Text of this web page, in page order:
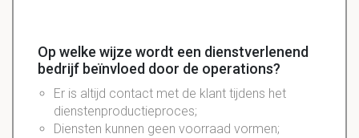
Op welke wijze wordt een dienstverlenend
bedrijf beïnvloed door de operations?
Er is altijd contact met de klant tijdens het
dienstenproductieproces;
Diensten kunnen geen voorraad vormen;